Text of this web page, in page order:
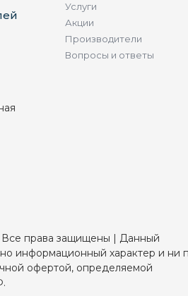
Услуги
Акции
Производители
Вопросы и ответы
права защищены | Данный
информационный характер и ни
офертой, определяемой